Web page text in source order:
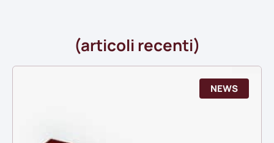
(articoli recenti)
NEWS